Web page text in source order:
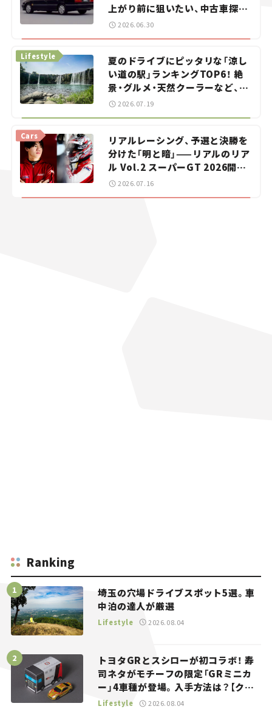
上がり前に狙いたい、中古車探し
をお手伝い――ちょっとイケてるマ
2026.06.30
夏のドライブにピッタリな「涼し
い道の駅」ランキングTOP6！ 絶
景・グルメ・天然クーラーなど、避
暑におすすめのスポットを紹介
Lifestyle
2026.07.19
リアルレーシング、予選と決勝を
分けた「明と暗」——リアルのリア
ル Vol.2 スーパーGT 2026開幕
戦 岡山国際サーキット
Cars
2026.07.16
Ranking
埼玉の穴場ドライブスポット5選。車
中泊の達人が厳選
Lifestyle 2026.08.04
トヨタGRとスシローが初コラボ！ 寿
司ネタがモチーフの限定「GRミニカ
ー」4車種が登場。入手方法は？【クル
マとホビー】
Lifestyle 2026.08.04